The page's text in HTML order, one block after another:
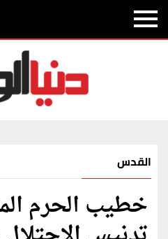
القدس
خطيب الحرم